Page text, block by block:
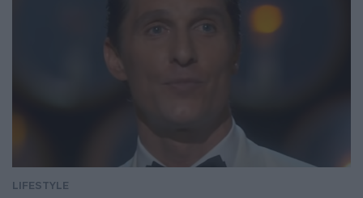
LIFESTYLE